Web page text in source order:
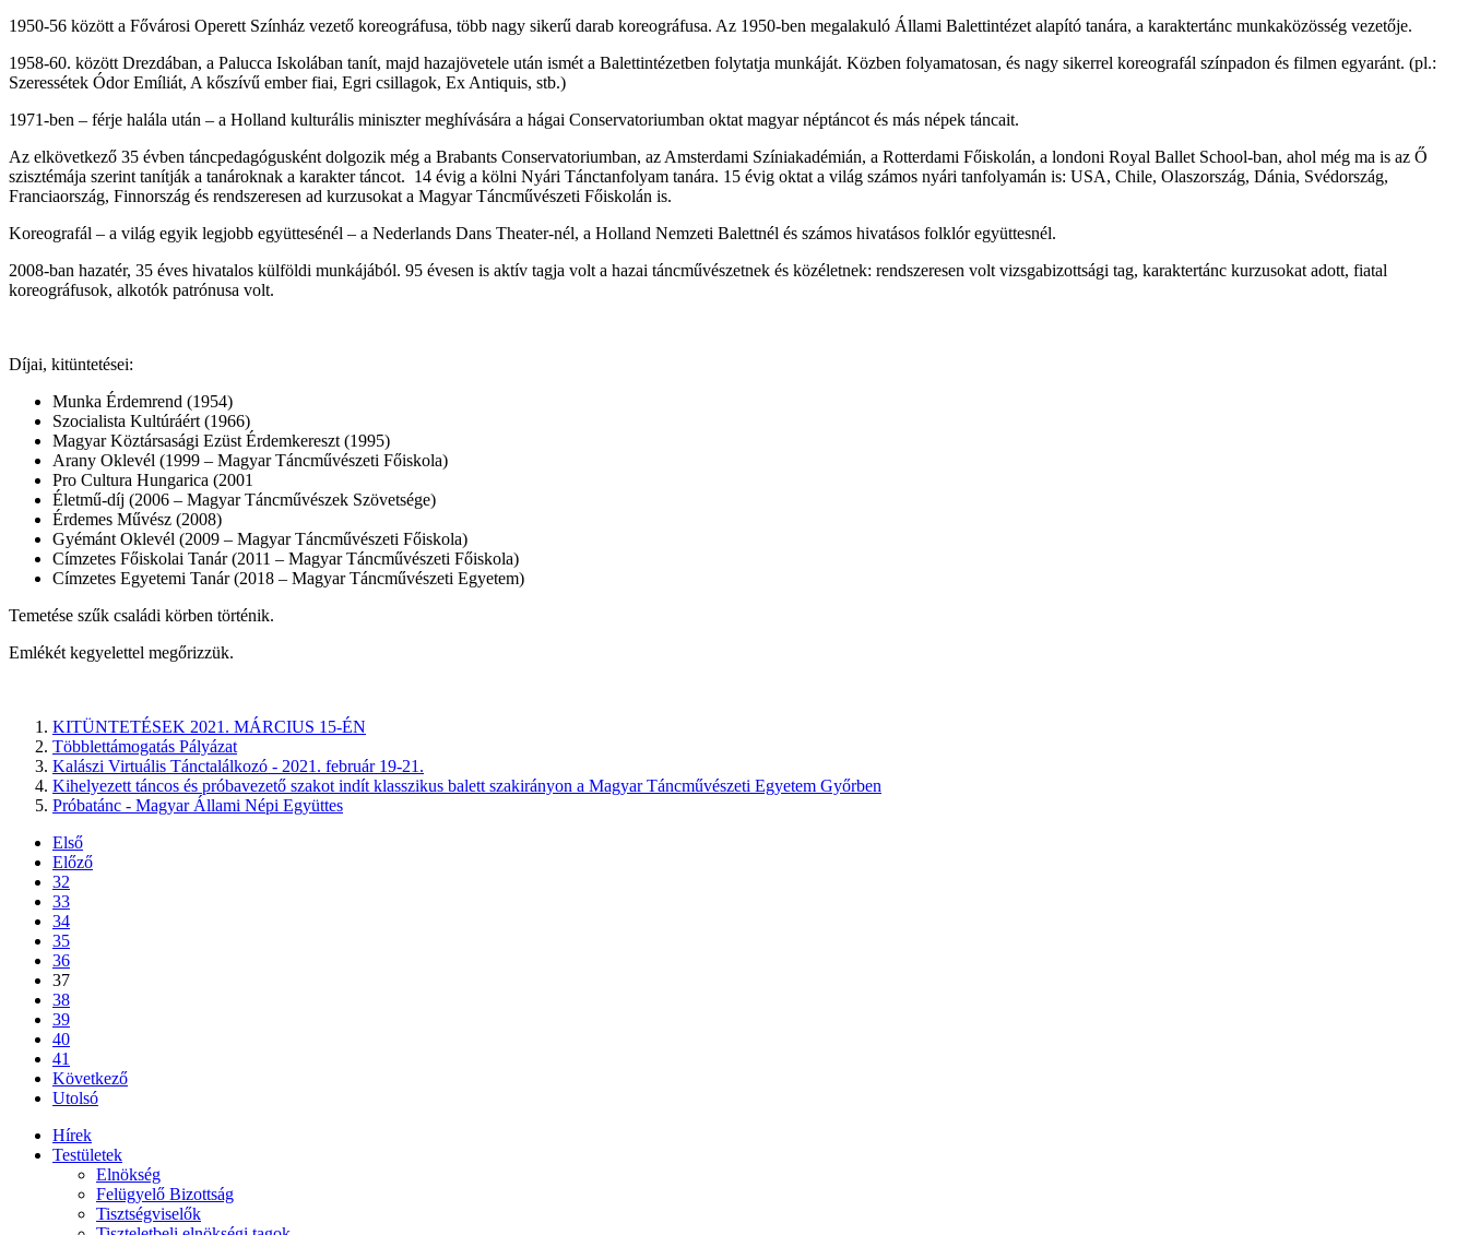
1950-56 között a Fővárosi Operett Színház vezető koreográfusa, több nagy sikerű darab koreográfusa. Az 1950-ben megalakuló Állami Balettintézet alapító tanára, a karaktertánc munkaközösség vezetője.
1958-60. között Drezdában, a Palucca Iskolában tanít, majd hazajövetele után ismét a Balettintézetben folytatja munkáját. Közben folyamatosan, és nagy sikerrel koreografál színpadon és filmen egyaránt. (pl.:
Szeressétek Ódor Emíliát, A kőszívű ember fiai, Egri csillagok, Ex Antiquis, stb.)
1971-ben – férje halála után – a Holland kulturális miniszter meghívására a hágai Conservatoriumban oktat magyar néptáncot és más népek táncait.
Az elkövetkező 35 évben táncpedagógusként dolgozik még a Brabants Conservatoriumban, az Amsterdami Színiakadémián, a Rotterdami Főiskolán, a londoni Royal Ballet School-ban, ahol még ma is az Ő
szisztémája szerint tanítják a tanároknak a karakter táncot. 14 évig a kölni Nyári Tánctanfolyam tanára. 15 évig oktat a világ számos nyári tanfolyamán is: USA, Chile, Olaszország, Dánia, Svédország,
Franciaország, Finnország és rendszeresen ad kurzusokat a Magyar Táncművészeti Főiskolán is.
Koreografál – a világ egyik legjobb együttesénél – a Nederlands Dans Theater-nél, a Holland Nemzeti Balettnél és számos hivatásos folklór együttesnél.
2008-ban hazatér, 35 éves hivatalos külföldi munkájából. 95 évesen is aktív tagja volt a hazai táncművészetnek és közéletnek: rendszeresen volt vizsgabizottsági tag, karaktertánc kurzusokat adott, fiatal
koreográfusok, alkotók patrónusa volt.
Díjai, kitüntetései:
Munka Érdemrend (1954)
Szocialista Kultúráért (1966)
Magyar Köztársasági Ezüst Érdemkereszt (1995)
Arany Oklevél (1999 – Magyar Táncművészeti Főiskola)
Pro Cultura Hungarica (2001
Életmű-díj (2006 – Magyar Táncművészek Szövetsége)
Érdemes Művész (2008)
Gyémánt Oklevél (2009 – Magyar Táncművészeti Főiskola)
Címzetes Főiskolai Tanár (2011 – Magyar Táncművészeti Főiskola)
Címzetes Egyetemi Tanár (2018 – Magyar Táncművészeti Egyetem)
Temetése szűk családi körben történik.
Emlékét kegyelettel megőrizzük.
KITÜNTETÉSEK 2021. MÁRCIUS 15-ÉN
Többlettámogatás Pályázat
Kalászi Virtuális Tánctalálkozó - 2021. február 19-21.
Kihelyezett táncos és próbavezető szakot indít klasszikus balett szakirányon a Magyar Táncművészeti Egyetem Győrben
Próbatánc - Magyar Állami Népi Együttes
Első
Előző
32
33
34
35
36
37
38
39
40
41
Következő
Utolsó
Hírek
Testületek
Elnökség
Felügyelő Bizottság
Tisztségviselők